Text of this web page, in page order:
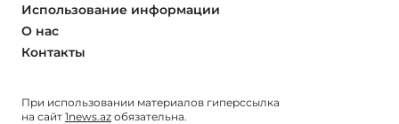
Использование информации
О нас
Контакты
При использовании материалов гиперссылка
на сайт 1news.az обязательна.